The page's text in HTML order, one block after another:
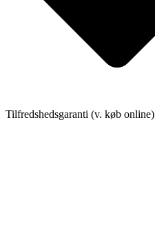
Tilfredshedsgaranti (v. køb online)